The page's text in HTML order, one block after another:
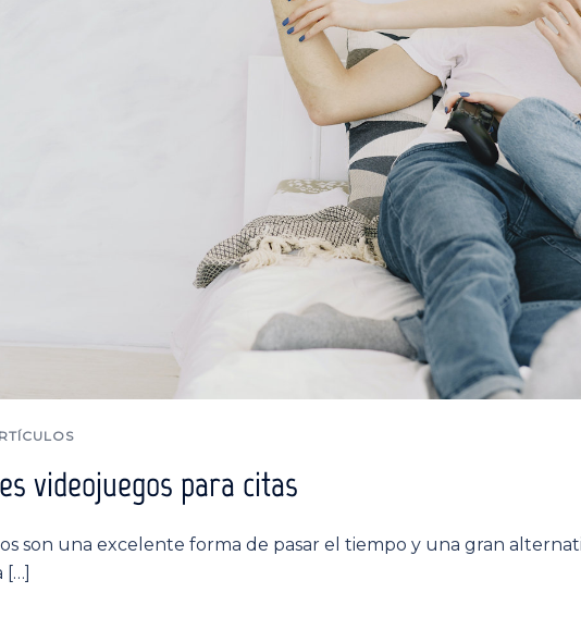
videojuegos para citas
son una excelente forma de pasar el tiempo y una gran
[…]